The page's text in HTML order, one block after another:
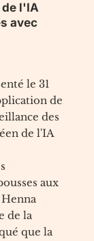
de l'IA
avec
le 31
de
des
de l'IA
aux
de la
que la